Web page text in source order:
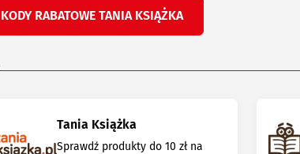
KODY RABATOWE TANIA KSIĄŻKA
Tania Książka
Sprawdź produkty do 10 zł na